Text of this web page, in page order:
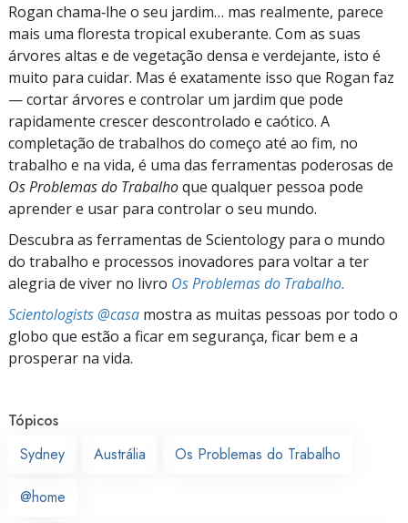
Rogan chama‑lhe o seu jardim… mas realmente, parece
mais uma floresta tropical exuberante. Com as suas
árvores altas e de vegetação densa e verdejante, isto é
muito para cuidar. Mas é exatamente isso que Rogan faz
— cortar árvores e controlar um jardim que pode
rapidamente crescer descontrolado e caótico. A
completação de trabalhos do começo até ao fim, no
trabalho e na vida, é uma das ferramentas poderosas de
Os Problemas do Trabalhoque qualquer pessoa pode
aprender e usar para controlar o seu mundo.
Descubra as ferramentas de Scientology para o mundo
do trabalho e processos inovadores para voltar a ter
alegria de viver no livro Os Problemas do Trabalho.
Scientologists @casa mostra as muitas pessoas por todo o
globo que estão a ficar em segurança, ficar bem e a
prosperar na vida.
Tópicos
Sydney
Austrália Os Problemas do Trabalho
@home